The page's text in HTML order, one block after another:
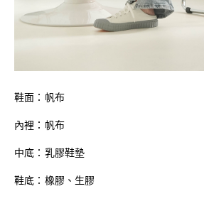
鞋面：帆布
內裡：帆布
中底：乳膠鞋墊
鞋底：橡膠、生膠